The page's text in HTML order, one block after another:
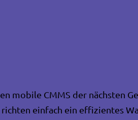
mobile CMMS der nächsten
einfach ein effizientes